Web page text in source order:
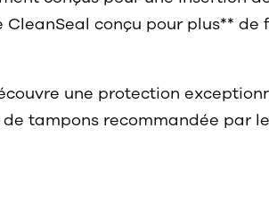
conçu pour plus**
une protection
tampons recommandée par